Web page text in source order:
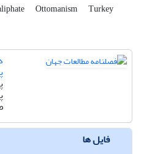
Ottomanism Turkey
فایل ها